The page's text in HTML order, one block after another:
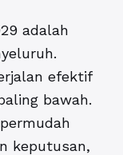
adalah
efektif
bawah.
keputusan,